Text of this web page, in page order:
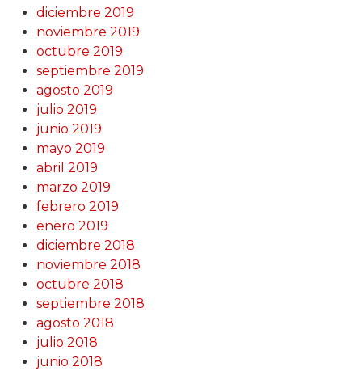
diciembre 2019
noviembre 2019
octubre 2019
septiembre 2019
agosto 2019
julio 2019
junio 2019
mayo 2019
abril 2019
marzo 2019
febrero 2019
enero 2019
diciembre 2018
noviembre 2018
octubre 2018
septiembre 2018
agosto 2018
julio 2018
junio 2018